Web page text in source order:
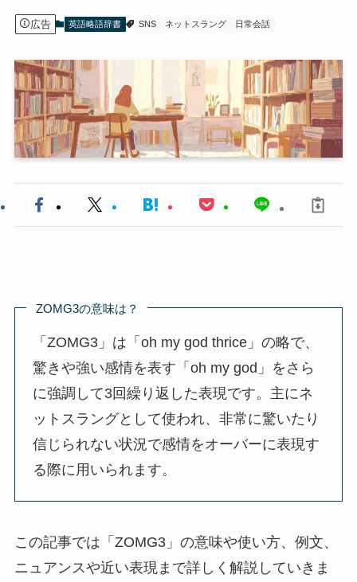
広告 英語略語辞書 SNS ネットスラング 日常会話
ZOMG3の意味は？
「ZOMG3」は「oh my god thrice」の略で、
驚きや強い感情を表す「oh my god」をさら
に強調して3回繰り返した表現です。主にネ
ットスラングとして使われ、非常に驚いたり
信じられない状況で感情をオーバーに表現す
る際に用いられます。
この記事では「ZOMG3」の意味や使い方、例文、
ニュアンスや近い表現まで詳しく解説していきま